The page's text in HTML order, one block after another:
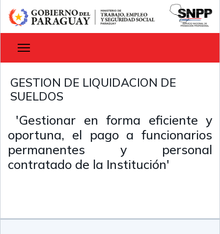
GESTION DE LIQUIDACION DE
SUELDOS
'Gestionar en forma eficiente y
oportuna, el pago a funcionarios
permanentes y personal
contratado de la Institución'